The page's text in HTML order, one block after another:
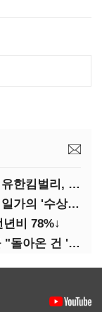
무림·한솔, 관세 직격…깨끗한나라·유한킴벌리, 수익성 악화
(단독)임금체불 대유위니아 박영우 일가의 '수상한 별장'
비 78%↓
"30년 충성했는데"…위니아 직원들 "돌아온 건 '배신'"